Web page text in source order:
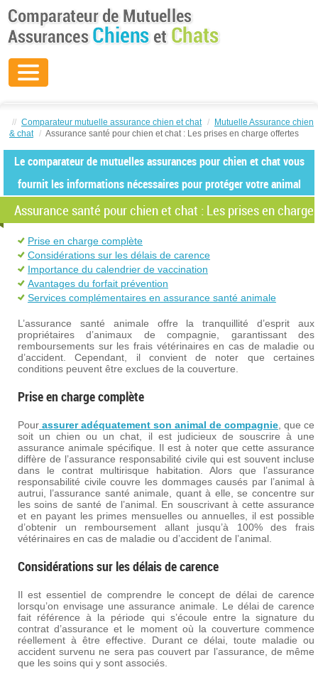
// Comparateur mutuelle assurance chien et chat /
Mutuelle Assurance chien
& chat / Assurance santé pour chien et chat : Les prises en charge offertes
Le comparateur de mutuelles assurances pour chien et chat vous
fournit les informations nécessaires pour protéger votre animal
Assurance santé pour chien et chat : Les prises en
Prise en charge complète
Considérations sur les délais de carence
Importance du calendrier de vaccination
Avantages du forfait prévention
Services complémentaires en assurance santé animale
L’assurance santé animale offre la tranquillité d’esprit aux
propriétaires d’animaux de compagnie, garantissant des
remboursements sur les frais vétérinaires en cas de maladie ou
d’accident. Cependant, il convient de noter que certaines
conditions peuvent être exclues de la couverture.
Prise en charge complète
Pour assurer adéquatement son animal de compagnie , que ce
soit un chien ou un chat, il est judicieux de souscrire à une
assurance animale spécifique. Il est à noter que cette assurance
diffère de l’assurance responsabilité civile qui est souvent incluse
dans le contrat multirisque habitation. Alors que l’assurance
responsabilité civile couvre les dommages causés par l’animal à
autrui, l’assurance santé animale, quant à elle, se concentre sur
les soins de santé de l’animal. En souscrivant à cette assurance
et en payant les primes mensuelles ou annuelles, il est possible
d’obtenir un remboursement allant jusqu’à 100% des frais
vétérinaires en cas de maladie ou d’accident de l’animal.
Considérations sur les délais de carence
Il est essentiel de comprendre le concept de délai de carence
lorsqu’on envisage une assurance animale. Le délai de carence
fait référence à la période qui s’écoule entre la signature du
contrat d’assurance et le moment où la couverture commence
réellement à être effective. Durant ce délai, toute maladie ou
accident survenu ne sera pas couvert par l’assurance, de même
que les soins qui y sont associés.